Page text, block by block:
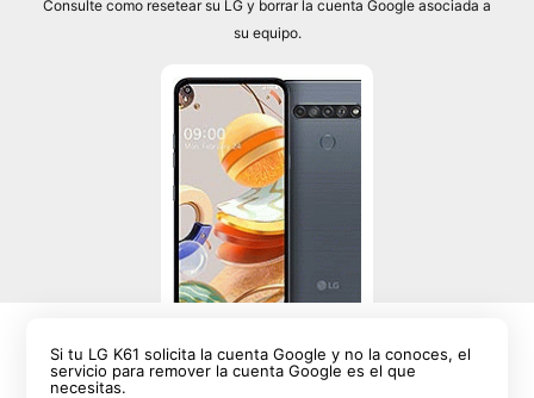
Consulte como resetear su LG y borrar la cuenta Google asociada a
su equipo.
Si tu LG K61 solicita la cuenta Google y no la conoces, el
servicio para remover la cuenta Google es el que
necesitas.